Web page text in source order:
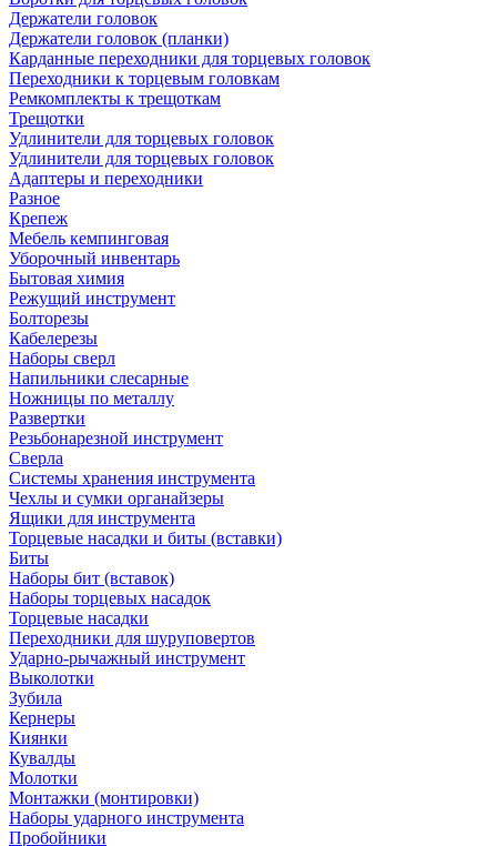
Держатели головок
Держатели головок (планки)
Карданные переходники для торцевых головок
Переходники к торцевым головкам
Ремкомплекты к трещоткам
Трещотки
Удлинители для торцевых головок
Удлинители для торцевых головок
Адаптеры и переходники
Разное
Крепеж
Мебель кемпинговая
Уборочный инвентарь
Бытовая химия
Режущий инструмент
Болторезы
Кабелерезы
Наборы сверл
Напильники слесарные
Ножницы по металлу
Развертки
Резьбонарезной инструмент
Сверла
Системы хранения инструмента
Чехлы и сумки органайзеры
Ящики для инструмента
Торцевые насадки и биты (вставки)
Биты
Наборы бит (вставок)
Наборы торцевых насадок
Торцевые насадки
Переходники для шуруповертов
Ударно-рычажный инструмент
Выколотки
Зубила
Кернеры
Киянки
Кувалды
Молотки
Монтажки (монтировки)
Наборы ударного инструмента
Пробойники